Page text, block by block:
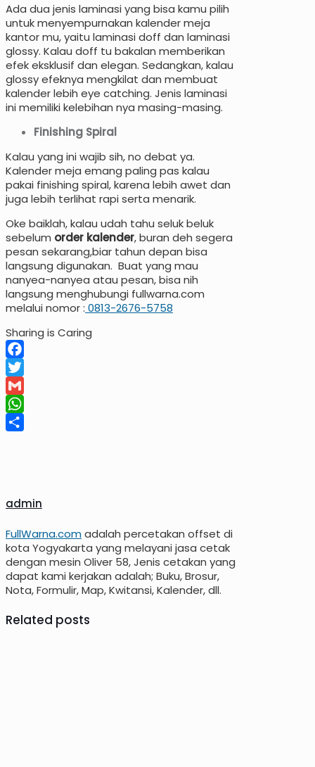
Ada dua jenis laminasi yang bisa kamu pilih
untuk menyempurnakan kalender meja
kantor mu, yaitu laminasi doff dan laminasi
glossy. Kalau doff tu bakalan memberikan
efek eksklusif dan elegan. Sedangkan, kalau
glossy efeknya mengkilat dan membuat
kalender lebih eye catching. Jenis laminasi
ini memiliki kelebihan nya masing-masing.
Finishing Spiral
Kalau yang ini wajib sih, no debat ya.
Kalender meja emang paling pas kalau
pakai finishing spiral, karena lebih awet dan
juga lebih terlihat rapi serta menarik.
Oke baiklah, kalau udah tahu seluk beluk
sebelum order kalender, buran deh segera
pesan sekarang,biar tahun depan bisa
langsung digunakan. Buat yang mau
nanyea-nanyea atau pesan, bisa nih
langsung menghubungi fullwarna.com
melalui nomor : 0813-2676-5758
Sharing is Caring
Facebook
Twitter
Gmail
WhatsApp
admin
FullWarna.comadalah percetakan offset di
kota Yogyakarta yang melayani jasa cetak
dengan mesin Oliver 58, Jenis cetakan yang
dapat kami kerjakan adalah; Buku, Brosur,
Nota, Formulir, Map, Kwitansi, Kalender, dll.
Related posts